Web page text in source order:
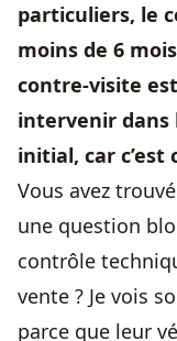
particuliers, le
moins de 6
contre-visite
intervenir dans
initial, car
Vous avez
une question
contrôle
vente ? Je vois
parce que leur